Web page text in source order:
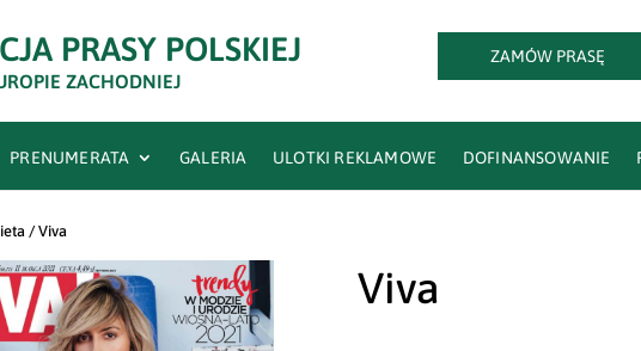
PRASY POLSKIEJ
ZACHODNIEJ
ZAMÓW PRASĘ
PRENUMERATA GALERIA ULOTKI REKLAMOWE DOFINANSOWANIE
/ Viva
Viva